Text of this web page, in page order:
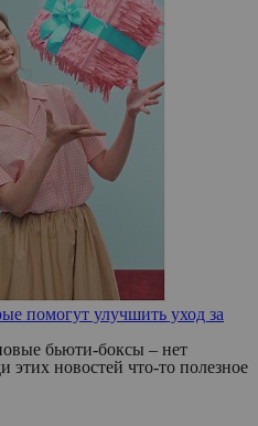
помогут улучшить уход за
бьюти-боксы – нет
новостей что-то полезное